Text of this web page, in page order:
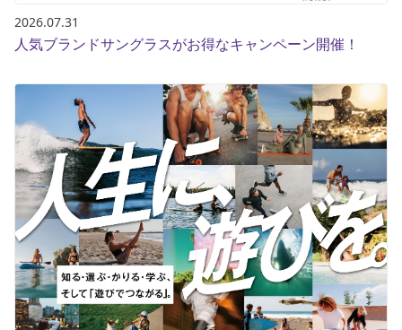
ムラサキスポーツ 公式アプリ
ポイント・クーポンもこのアプリで！
2026.07.31
人気ブランドサングラスがお得なキャンペーン開催！